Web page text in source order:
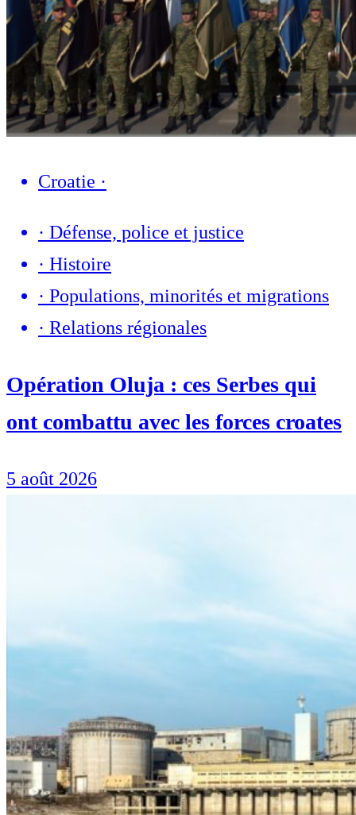
Croatie ·
· Défense, police et justice
· Histoire
· Populations, minorités et migrations
· Relations régionales
Opération Oluja : ces Serbes qui
ont combattu avec les forces croates
5 août 2026